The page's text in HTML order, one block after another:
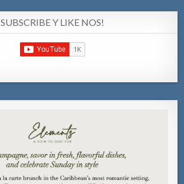
SUBSCRIBE Y LIKE NOS!